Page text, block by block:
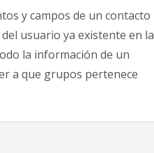
y campos de un contacto
usuario ya existente en la
la información de un
a que grupos pertenece